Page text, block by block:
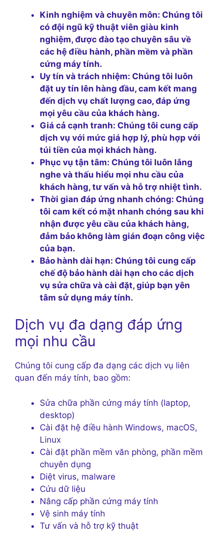
Kinh nghiệm và chuyên môn: Chúng tôi
có đội ngũ kỹ thuật viên giàu kinh
nghiệm, được đào tạo chuyên sâu về
các hệ điều hành, phần mềm và phần
cứng máy tính.
Uy tín và trách nhiệm: Chúng tôi luôn
đặt uy tín lên hàng đầu, cam kết mang
đến dịch vụ chất lượng cao, đáp ứng
mọi yêu cầu của khách hàng.
Giá cả cạnh tranh: Chúng tôi cung cấp
dịch vụ với mức giá hợp lý, phù hợp với
túi tiền của mọi khách hàng.
Phục vụ tận tâm: Chúng tôi luôn lắng
nghe và thấu hiểu mọi nhu cầu của
khách hàng, tư vấn và hỗ trợ nhiệt tình.
Thời gian đáp ứng nhanh chóng: Chúng
tôi cam kết có mặt nhanh chóng sau khi
nhận được yêu cầu của khách hàng,
đảm bảo không làm gián đoạn công việc
của bạn.
Bảo hành dài hạn: Chúng tôi cung cấp
chế độ bảo hành dài hạn cho các dịch
vụ sửa chữa và cài đặt, giúp bạn yên
tâm sử dụng máy tính.
Dịch vụ đa dạng đáp ứng
mọi nhu cầu
Chúng tôi cung cấp đa dạng các dịch vụ liên
quan đến máy tính, bao gồm:
Sửa chữa phần cứng máy tính (laptop,
desktop)
Cài đặt hệ điều hành Windows, macOS,
Linux
Cài đặt phần mềm văn phòng, phần mềm
chuyên dụng
Diệt virus, malware
Cứu dữ liệu
Nâng cấp phần cứng máy tính
Vệ sinh máy tính
Tư vấn và hỗ trợ kỹ thuật